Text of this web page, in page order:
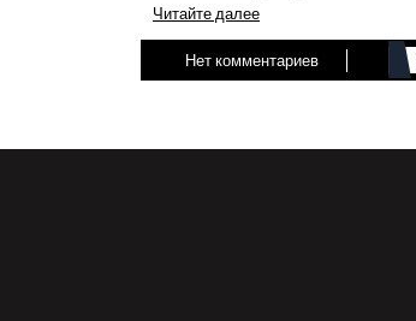
Читайте далееЧитайте
далее
Нет комментариев